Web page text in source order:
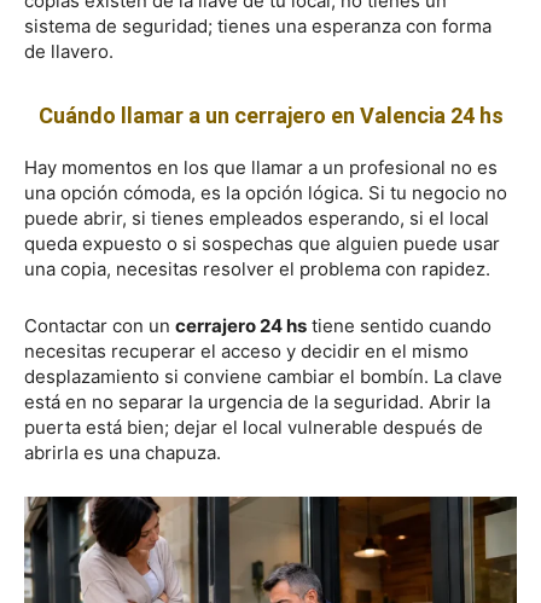
sistema de seguridad; tienes una esperanza con forma
de llavero.
Cuándo llamar a un cerrajero en Valencia 24 hs
Hay momentos en los que llamar a un profesional no es
una opción cómoda, es la opción lógica. Si tu negocio no
puede abrir, si tienes empleados esperando, si el local
queda expuesto o si sospechas que alguien puede usar
una copia, necesitas resolver el problema con rapidez.
Contactar con un cerrajero 24 hs tiene sentido cuando
necesitas recuperar el acceso y decidir en el mismo
desplazamiento si conviene cambiar el bombín. La clave
está en no separar la urgencia de la seguridad. Abrir la
puerta está bien; dejar el local vulnerable después de
abrirla es una chapuza.